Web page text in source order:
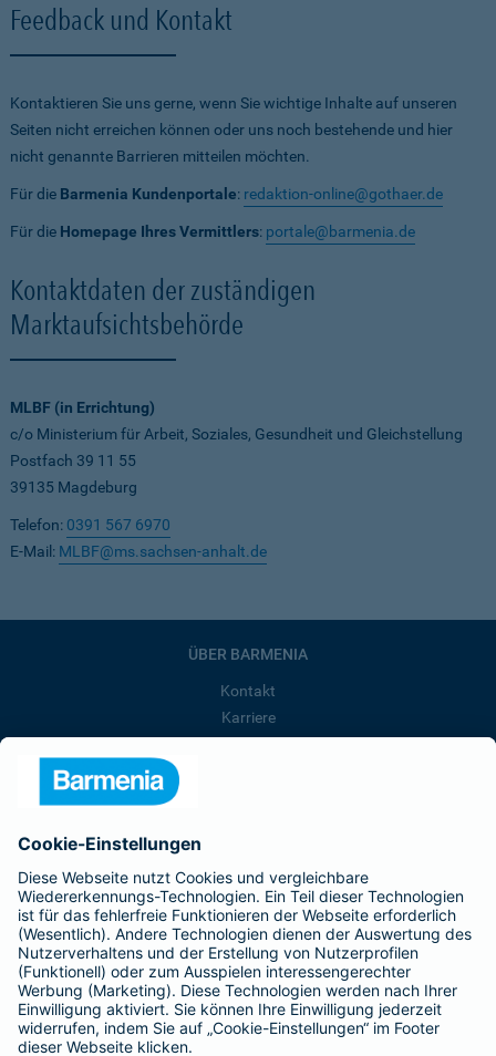
Feedback und Kontakt
Kontaktieren Sie uns gerne, wenn Sie wichtige Inhalte auf unseren
Seiten nicht erreichen können oder uns noch bestehende und hier
nicht genannte Barrieren mitteilen möchten.
Für die Barmenia Kundenportale: redaktion-online@gothaer.de
Für die Homepage Ihres Vermittlers: portale@barmenia.de
Kontaktdaten der zuständigen
Marktaufsichtsbehörde
MLBF (in Errichtung)
c/o Ministerium für Arbeit, Soziales, Gesundheit und Gleichstellung
Postfach 39 11 55
39135 Magdeburg
Telefon: 0391 567 6970
E-Mail: MLBF@ms.sachsen-anhalt.de
ÜBER BARMENIA
Kontakt
Karriere
Presse
Barmenia ist Teil der BarmeniaGothaer
BELIEBTE SEITEN
Kranken-Zusatzversicherung
Tierversicherungen
Haftpflichtversicherung
Hausratversicherung